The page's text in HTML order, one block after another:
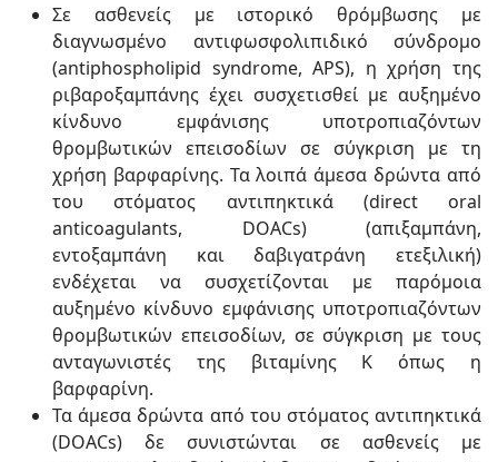
Σε ασθενείς με ιστορικό θρόμβωσης με
διαγνωσμένο αντιφωσφολιπιδικό σύνδρομο
(antiphospholipid syndrome, APS), η χρήση της
ριβαροξαμπάνης έχει συσχετισθεί με αυξημένο
κίνδυνο εμφάνισης υποτροπιαζόντων
θρομβωτικών επεισοδίων σε σύγκριση με τη
χρήση βαρφαρίνης. Τα λοιπά άμεσα δρώντα από
του στόματος αντιπηκτικά (direct oral
anticoagulants, DOACs) (απιξαμπάνη,
εντοξαμπάνη και δαβιγατράνη ετεξιλική)
ενδέχεται να συσχετίζονται με παρόμοια
αυξημένο κίνδυνο εμφάνισης υποτροπιαζόντων
θρομβωτικών επεισοδίων, σε σύγκριση με τους
ανταγωνιστές της βιταμίνης Κ όπως η
βαρφαρίνη.
Τα άμεσα δρώντα από του στόματος αντιπηκτικά
(DOACs) δε συνιστώνται σε ασθενείς με